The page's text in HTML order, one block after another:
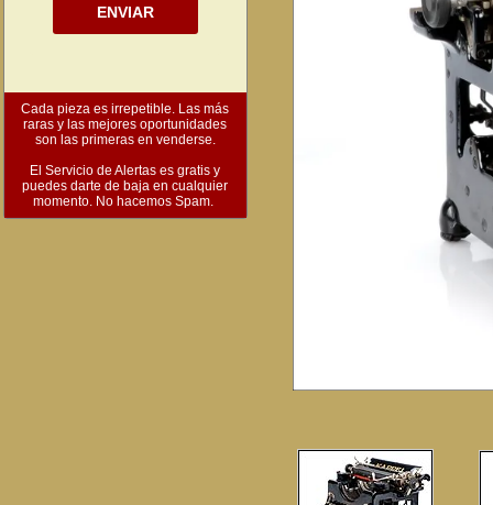
ENVIAR
Cada pieza es irrepetible. Las más
raras y las mejores oportunidades
son las primeras en venderse.
El Servicio de Alertas es gratis y
puedes darte de baja en cualquier
momento. No hacemos Spam.